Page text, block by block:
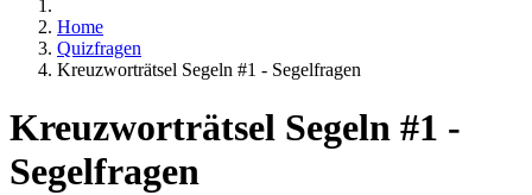
Home
Quizfragen
Kreuzworträtsel Segeln #1 - Segelfragen
Kreuzworträtsel Segeln #1 -
Segelfragen